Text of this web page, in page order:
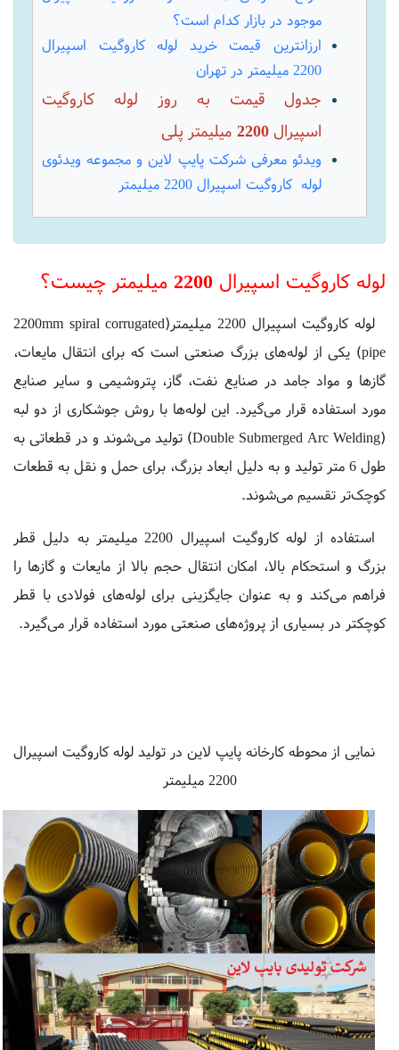
ارزانترین قیمت خرید لوله کاروگیت اسپیرال
2200 میلیمتر در تهران
جدول قیمت به روز لوله کاروگیت
اسپیرال 2200 میلیمتر پلی
ویدئو معرفی شرکت پایپ لاین و مجموعه ویدئوی
لوله کاروگیت اسپیرال 2200 میلیمتر
لوله کاروگیت اسپیرال 2200 میلیمتر چیست؟
لوله کاروگیت اسپیرال 2200 میلیمتر(2200mm spiral corrugated
pipe) یکی از لوله‌های بزرگ صنعتی است که برای انتقال مایعات،
گازها و مواد جامد در صنایع نفت، گاز، پتروشیمی و سایر صنایع
مورد استفاده قرار می‌گیرد. این لوله‌ها با روش جوشکاری از دو لبه
(Double Submerged Arc Welding) تولید می‌شوند و در قطعاتی به
طول 6 متر تولید و به دلیل ابعاد بزرگ، برای حمل و نقل به قطعات
کوچک‌تر تقسیم می‌شوند.
بزرگ و استحکام بالا، امکان انتقال حجم بالا از مایعات و گازها را
فراهم می‌کند و به عنوان جایگزینی برای لوله‌های فولادی با قطر
کوچکتر در بسیاری از پروژه‌های صنعتی مورد استفاده قرار می‌گیرد.
2200 میلیمتر